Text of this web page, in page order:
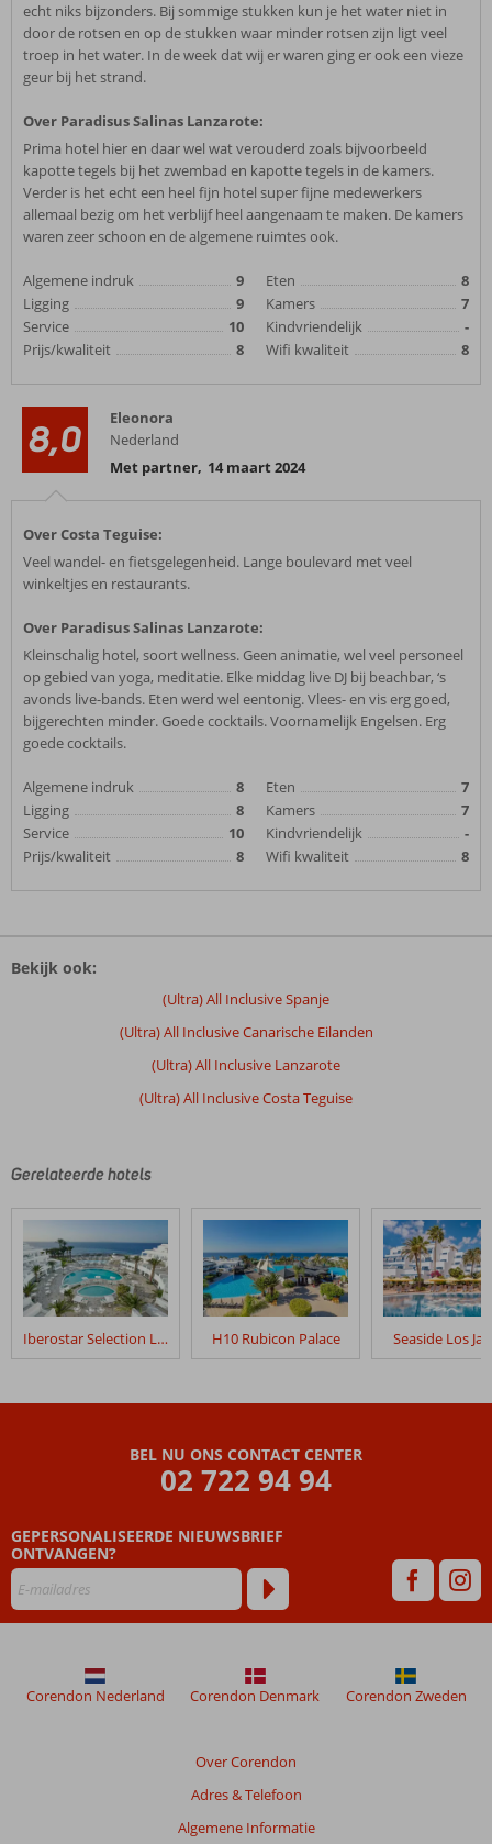
echt niks bijzonders. Bij sommige stukken kun je het water niet in
door de rotsen en op de stukken waar minder rotsen zijn ligt veel
troep in het water. In de week dat wij er waren ging er ook een vieze
geur bij het strand.
Over Paradisus Salinas Lanzarote:
Prima hotel hier en daar wel wat verouderd zoals bijvoorbeeld
kapotte tegels bij het zwembad en kapotte tegels in de kamers.
Verder is het echt een heel fijn hotel super fijne medewerkers
allemaal bezig om het verblijf heel aangenaam te maken. De kamers
waren zeer schoon en de algemene ruimtes ook.
Algemene indruk
9
Ligging
9
Service
10
Prijs/kwaliteit
8
Eten
8
Kamers
7
Kindvriendelijk
-
Wifi kwaliteit
8
8,0
Eleonora
Nederland
Met partner, 14 maart 2024
Over Costa Teguise:
Veel wandel- en fietsgelegenheid. Lange boulevard met veel
winkeltjes en restaurants.
Over Paradisus Salinas Lanzarote:
Kleinschalig hotel, soort wellness. Geen animatie, wel veel personeel
op gebied van yoga, meditatie. Elke middag live DJ bij beachbar, ‘s
avonds live-bands. Eten werd wel eentonig. Vlees- en vis erg goed,
bijgerechten minder. Goede cocktails. Voornamelijk Engelsen. Erg
goede cocktails.
Algemene indruk
8
Ligging
8
Service
10
Prijs/kwaliteit
8
Eten
7
Kamers
7
Kindvriendelijk
-
Wifi kwaliteit
8
Bekijk ook:
(Ultra) All Inclusive Spanje
(Ultra) All Inclusive Canarische Eilanden
(Ultra) All Inclusive Lanzarote
(Ultra) All Inclusive Costa Teguise
Gerelateerde hotels
Iberostar Selection Lanzarote Park H10 Rubicon Palace Seaside Los
BEL NU ONS CONTACT CENTER
02 722 94 94
GEPERSONALISEERDE NIEUWSBRIEF
ONTVANGEN?
Over Corendon
Adres & Telefoon
Algemene Informatie
Corendon Nederland Corendon Denmark Corendon Zweden